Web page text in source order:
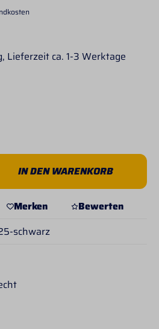
5 von 5 Sternen
Lieferzeit ca. 1-3 Werktage
Gib den gewünschten
IN DEN WARENKORB
Merken
Bewerten
schwarz